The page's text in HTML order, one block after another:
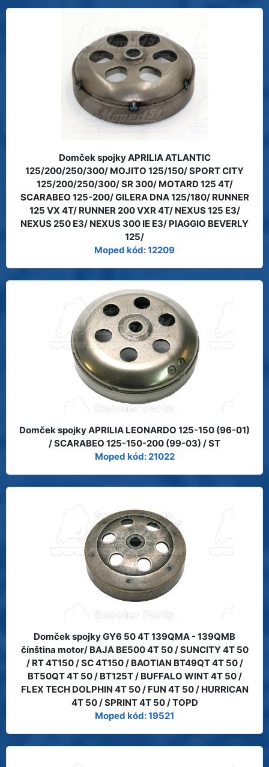
Domček spojky APRILIA ATLANTIC
125/200/250/300/ MOJITO 125/150/ SPORT CITY
125/200/250/300/ SR 300/ MOTARD 125 4T/
SCARABEO 125-200/ GILERA DNA 125/180/ RUNNER
125 VX 4T/ RUNNER 200 VXR 4T/ NEXUS 125 E3/
NEXUS 250 E3/ NEXUS 300 IE E3/ PIAGGIO BEVERLY
125/
Moped kód: 12209
Domček spojky APRILIA LEONARDO 125-150 (96-01)
/ SCARABEO 125-150-200 (99-03) / ST
Moped kód: 21022
Domček spojky GY6 50 4T 139QMA - 139QMB
čínština motor/ BAJA BE500 4T 50 / SUNCITY 4T 50
/ RT 4T150 / SC 4T150 / BAOTIAN BT49QT 4T 50 /
BT50QT 4T 50 / BT125T / BUFFALO WINT 4T 50 /
FLEX TECH DOLPHIN 4T 50 / FUN 4T 50 / HURRICAN
4T 50 / SPRINT 4T 50 / TOPD
Moped kód: 19521